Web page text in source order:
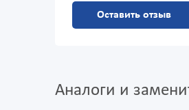
Оставить отзыв
Аналоги и